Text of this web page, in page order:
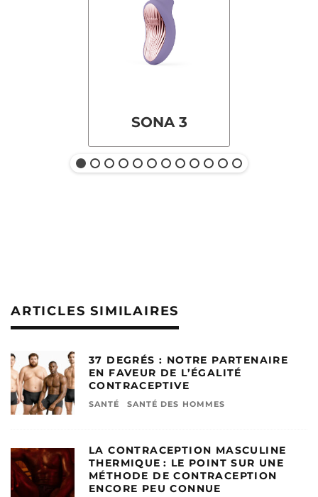
SONA 3
ARTICLES SIMILAIRES
37 DEGRÉS : NOTRE PARTENAIRE
EN FAVEUR DE L’ÉGALITÉ
CONTRACEPTIVE
SANTÉ SANTÉ DES HOMMES
LA CONTRACEPTION MASCULINE
THERMIQUE : LE POINT SUR UNE
MÉTHODE DE CONTRACEPTION
ENCORE PEU CONNUE